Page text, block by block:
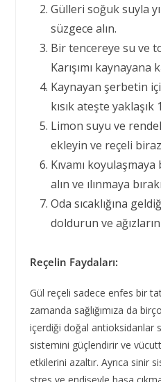
Gülleri soğuk suyla
süzgece alın.
Bir tencereye su ve
Karışımı kaynayana
Kaynayan şerbetin
kısık ateşte
Limon suyu ve
ekleyin ve reçeli
Kıvamı
alın ve ılınmaya
Oda sıcaklığına
doldurun ve
Reçelin Faydaları:
Gül reçeli sadece enfes bir
zamanda sağlığımıza da
içerdiği doğal antioksidanlar
sistemini güçlendirir ve
etkilerini azaltır. Ayrıca sinir